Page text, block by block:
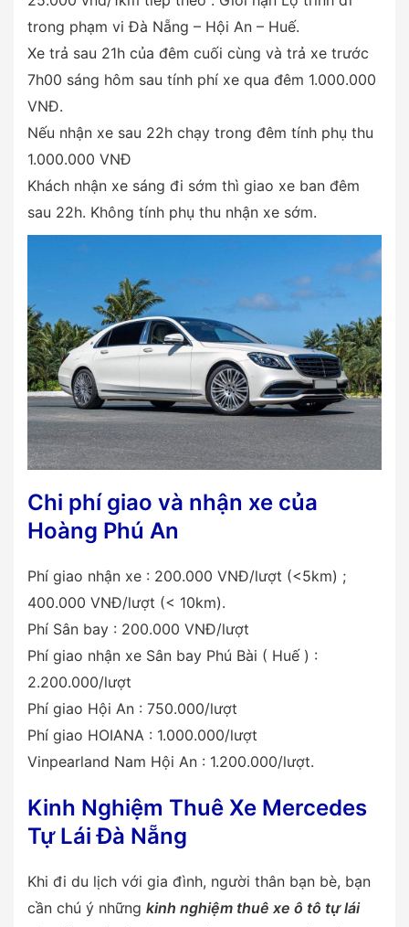
trong phạm vi Đà Nẵng – Hội An – Huế.
Xe trả sau 21h của đêm cuối cùng và trả xe trước
7h00 sáng hôm sau tính phí xe qua đêm 1.000.000
VNĐ.
Nếu nhận xe sau 22h chạy trong đêm tính phụ thu
1.000.000 VNĐ
Khách nhận xe sáng đi sớm thì giao xe ban đêm
sau 22h. Không tính phụ thu nhận xe sớm.
Chi phí giao và nhận xe của
Hoàng Phú An
Phí giao nhận xe : 200.000 VNĐ/lượt (<5km) ;
400.000 VNĐ/lượt (< 10km).
Phí Sân bay : 200.000 VNĐ/lượt
Phí giao nhận xe Sân bay Phú Bài ( Huế ) :
2.200.000/lượt
Phí giao Hội An : 750.000/lượt
Phí giao HOIANA : 1.000.000/lượt
Vinpearland Nam Hội An : 1.200.000/lượt.
Kinh Nghiệm Thuê Xe Mercedes
Tự Lái Đà Nẵng
Khi đi du lịch với gia đình, người thân bạn bè, bạn
cần chú ý những kinh nghiệm thuê xe ô tô tự lái